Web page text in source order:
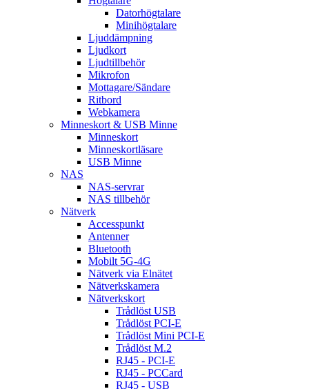
Datorhögtalare
Minihögtalare
Ljuddämpning
Ljudkort
Ljudtillbehör
Mikrofon
Mottagare/Sändare
Ritbord
Webkamera
Minneskort & USB Minne
Minneskort
Minneskortläsare
USB Minne
NAS
NAS-servrar
NAS tillbehör
Nätverk
Accesspunkt
Antenner
Bluetooth
Mobilt 5G-4G
Nätverk via Elnätet
Nätverkskamera
Nätverkskort
Trådlöst USB
Trådlöst PCI-E
Trådlöst Mini PCI-E
Trådlöst M.2
RJ45 - PCI-E
RJ45 - PCCard
RJ45 - USB